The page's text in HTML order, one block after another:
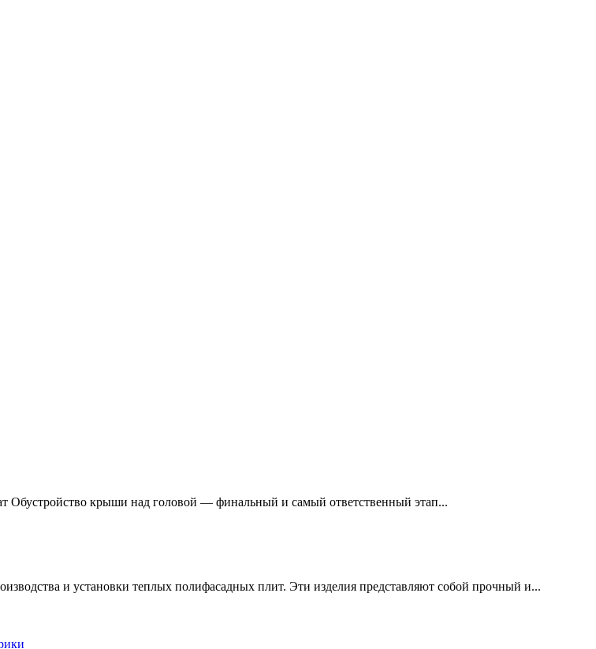
Обустройство крыши над головой — финальный и самый ответственный этап...
и установки теплых полифасадных плит. Эти изделия представляют собой прочный и...